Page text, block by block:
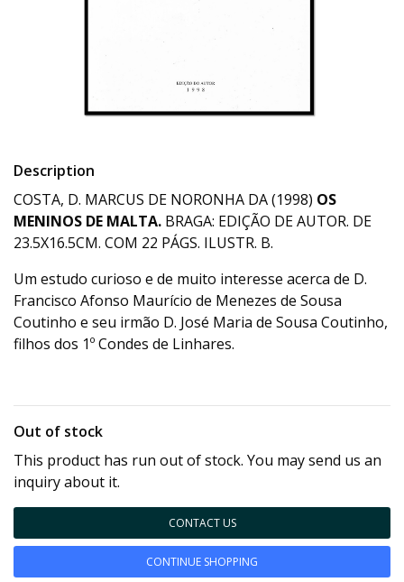
Description
COSTA, D. MARCUS DE NORONHA DA (1998) OS
MENINOS DE MALTA. BRAGA: EDIÇÃO DE AUTOR. DE
23.5X16.5CM. COM 22 PÁGS. ILUSTR. B.
Um estudo curioso e de muito interesse acerca de D.
Francisco Afonso Maurício de Menezes de Sousa
Coutinho e seu irmão D. José Maria de Sousa Coutinho,
filhos dos 1º Condes de Linhares.
Out of stock
This product has run out of stock. You may send us an
inquiry about it.
CONTACT US
CONTINUE SHOPPING